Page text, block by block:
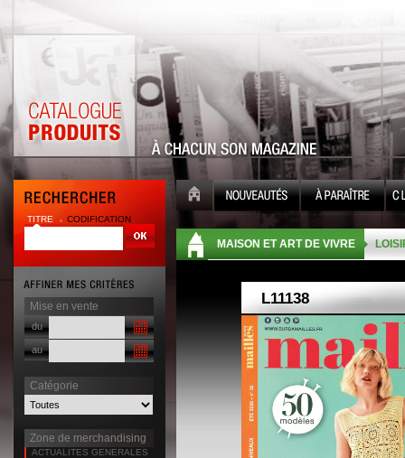
TITRE CODIFICATION
Mise en vente
du
au
Catégorie
Zone de merchandising
ACTUALITES GENERALES
MAISON ET ART DE VIVRE